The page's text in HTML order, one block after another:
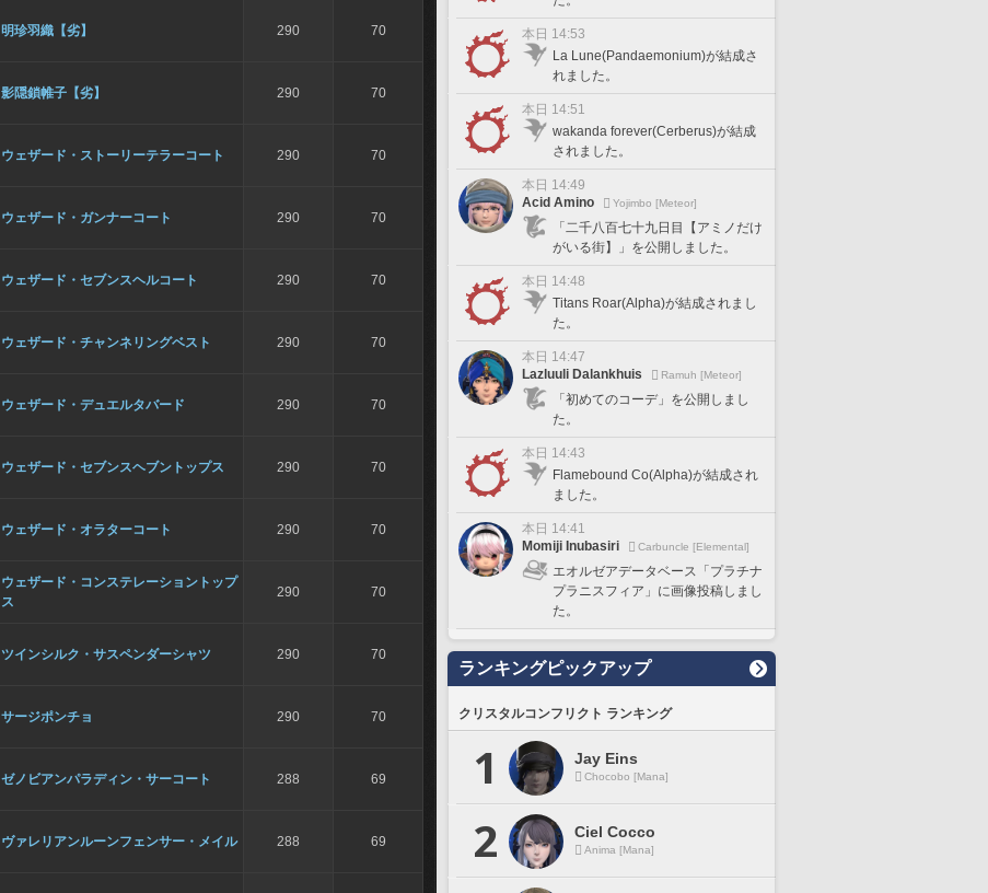
明珍羽織【劣】 290 70
影隠鎖帷子【劣】 290 70
ウェザード・ストーリーテラーコート 290 70
ウェザード・ガンナーコート 290 70
ウェザード・セブンスヘルコート 290 70
ウェザード・チャンネリングベスト 290 70
ウェザード・デュエルタバード 290 70
ウェザード・セブンスヘブントップス 290 70
ウェザード・オラターコート 290 70
ウェザード・コンステレーショントップ
ス
290 70
ツインシルク・サスペンダーシャツ 290 70
サージポンチョ 290 70
ゼノビアンパラディン・サーコート 288 69
ヴァレリアンルーンフェンサー・メイル 288 69
本日 14:53
La Lune(Pandaemonium)が結成さ
れました。
本日 14:51
wakanda forever(Cerberus)が結成
されました。
本日 14:49
Acid Amino
Yojimbo [Meteor]
「二千八百七十九日目【アミノだけ
がいる街】」を公開しました。
本日 14:48
Titans Roar(Alpha)が結成されまし
た。
本日 14:47
Lazluuli Dalankhuis
Ramuh [Meteor]
「初めてのコーデ」を公開しまし
た。
本日 14:43
Flamebound Co(Alpha)が結成され
ました。
本日 14:41
Momiji Inubasiri
Carbuncle [Elemental]
エオルゼアデータベース「プラチナ
プラニスフィア」に画像投稿しまし
た。
ランキングピックアップ
クリスタルコンフリクト ランキング
1 Jay Eins
Chocobo [Mana]
2 Ciel Cocco
Anima [Mana]